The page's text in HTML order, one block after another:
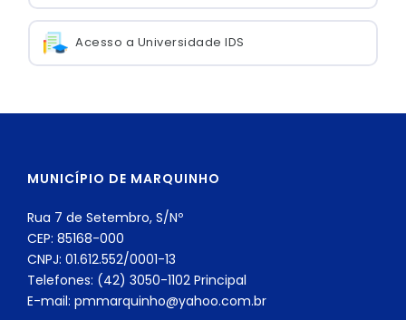
Acesso a Universidade IDS
MUNICÍPIO DE MARQUINHO
Rua 7 de Setembro, S/Nº
CEP: 85168-000
CNPJ: 01.612.552/0001-13
Telefones: (42) 3050-1102 Principal
E-mail: pmmarquinho@yahoo.com.br